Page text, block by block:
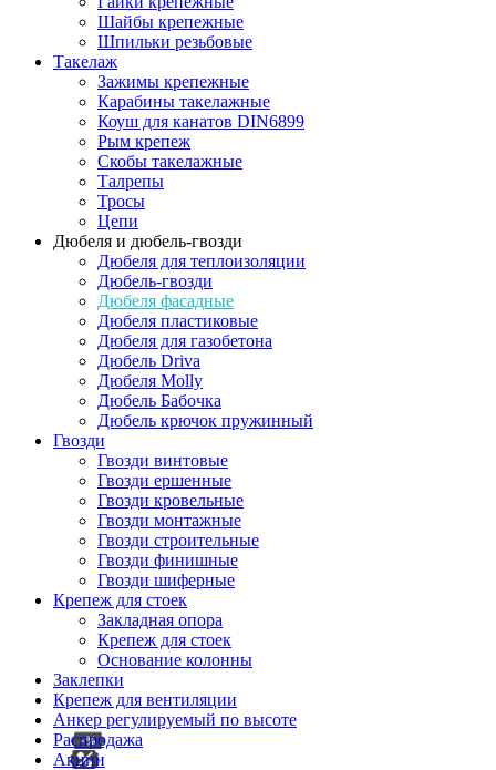
Шайбы крепежные
Шпильки резьбовые
Такелаж
Зажимы крепежные
Карабины такелажные
Коуш для канатов DIN6899
Рым крепеж
Скобы такелажные
Талрепы
Тросы
Цепи
Дюбеля и дюбель-гвозди
Дюбеля для теплоизоляции
Дюбель-гвозди
Дюбеля фасадные
Дюбеля пластиковые
Дюбеля для газобетона
Дюбель Driva
Дюбеля Molly
Дюбель Бабочка
Дюбель крючок пружинный
Гвозди
Гвозди винтовые
Гвозди ершенные
Гвозди кровельные
Гвозди монтажные
Гвозди строительные
Гвозди финишные
Гвозди шиферные
Крепеж для стоек
Закладная опора
Крепеж для стоек
Основание колонны
Заклепки
Крепеж для вентиляции
Анкер регулируемый по высоте
Распродажа
Акции